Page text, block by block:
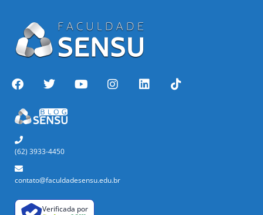
(62) 3933-4450
contato@faculdadesensu.edu.br
Verificada por